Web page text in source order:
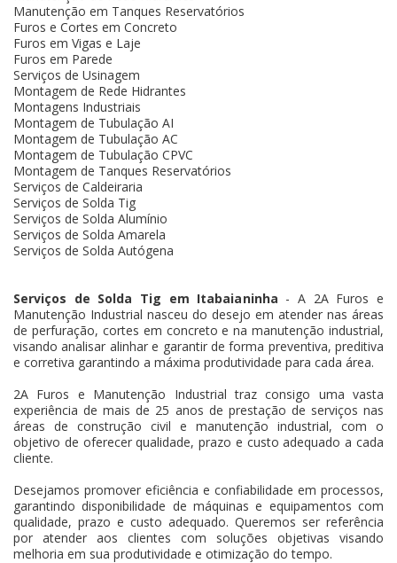
Manutenção em Tanques Reservatórios
Furos e Cortes em Concreto
Furos em Vigas e Laje
Furos em Parede
Serviços de Usinagem
Montagem de Rede Hidrantes
Montagens Industriais
Montagem de Tubulação AI
Montagem de Tubulação AC
Montagem de Tubulação CPVC
Montagem de Tanques Reservatórios
Serviços de Caldeiraria
Serviços de Solda Tig
Serviços de Solda Alumínio
Serviços de Solda Amarela
Serviços de Solda Autógena
Serviços de Solda Tig em Itabaianinha - A 2A Furos e
Manutenção Industrial nasceu do desejo em atender nas áreas
de perfuração, cortes em concreto e na manutenção industrial,
visando analisar alinhar e garantir de forma preventiva, preditiva
e corretiva garantindo a máxima produtividade para cada área.
2A Furos e Manutenção Industrial traz consigo uma vasta
experiência de mais de 25 anos de prestação de serviços nas
áreas de construção civil e manutenção industrial, com o
objetivo de oferecer qualidade, prazo e custo adequado a cada
cliente.
Desejamos promover eficiência e confiabilidade em processos,
garantindo disponibilidade de máquinas e equipamentos com
qualidade, prazo e custo adequado. Queremos ser referência
por atender aos clientes com soluções objetivas visando
melhoria em sua produtividade e otimização do tempo.